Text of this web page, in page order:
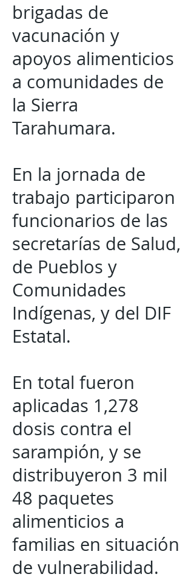
brigadas de
vacunación y
apoyos alimenticios
a comunidades de
la Sierra
Tarahumara.
En la jornada de
trabajo participaron
funcionarios de las
secretarías de Salud,
de Pueblos y
Comunidades
Indígenas, y del DIF
Estatal.
En total fueron
aplicadas 1,278
dosis contra el
sarampión, y se
distribuyeron 3 mil
48 paquetes
alimenticios a
familias en situación
de vulnerabilidad.